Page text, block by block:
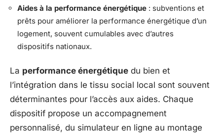
Aides à la performance énergétique : subventions et
prêts pour améliorer la performance énergétique d’un
logement, souvent cumulables avec d’autres
dispositifs nationaux.
La performance énergétique du bien et
l’intégration dans le tissu social local sont souvent
déterminantes pour l’accès aux aides. Chaque
dispositif propose un accompagnement
personnalisé, du simulateur en ligne au montage